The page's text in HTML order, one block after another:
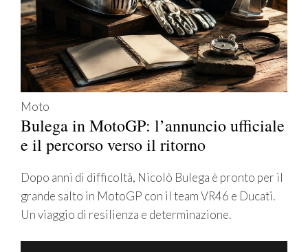
Moto
Bulega in MotoGP: l’annuncio ufficiale
e il percorso verso il ritorno
Dopo anni di difficoltà, Nicolò Bulega è pronto per il
grande salto in MotoGP con il team VR46 e Ducati.
Un viaggio di resilienza e determinazione.